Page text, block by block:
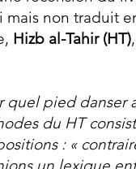
non traduit
Hizb al-Tahir (HT)
quel pied
du HT
: «